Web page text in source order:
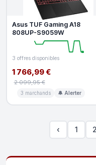
Asus TUF Gaming A18
808UP-S9059W
3 offres disponibles
1 766,99 €
2 099,95 €
3 marchands 🔔 Alerter
‹ 1 2